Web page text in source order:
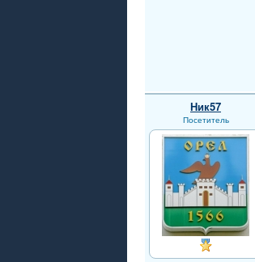
Ник57
Посетитель